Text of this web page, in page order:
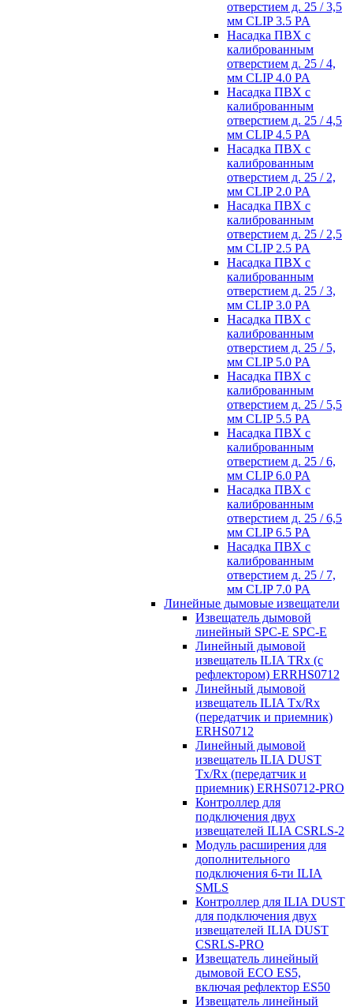
отверстием д. 25 / 3,5
мм CLIP 3.5 PA
Насадка ПВХ с
калиброванным
отверстием д. 25 / 4,
мм CLIP 4.0 PA
Насадка ПВХ с
калиброванным
отверстием д. 25 / 4,5
мм CLIP 4.5 PA
Насадка ПВХ с
калиброванным
отверстием д. 25 / 2,
мм CLIP 2.0 PA
Насадка ПВХ с
калиброванным
отверстием д. 25 / 2,5
мм CLIP 2.5 PA
Насадка ПВХ с
калиброванным
отверстием д. 25 / 3,
мм CLIP 3.0 PA
Насадка ПВХ с
калиброванным
отверстием д. 25 / 5,
мм CLIP 5.0 PA
Насадка ПВХ с
калиброванным
отверстием д. 25 / 5,5
мм CLIP 5.5 PA
Насадка ПВХ с
калиброванным
отверстием д. 25 / 6,
мм CLIP 6.0 PA
Насадка ПВХ с
калиброванным
отверстием д. 25 / 6,5
мм CLIP 6.5 PA
Насадка ПВХ с
калиброванным
отверстием д. 25 / 7,
мм CLIP 7.0 PA
Линейные дымовые извещатели
Извещатель дымовой
линейный SPC-E SPC-E
Линейный дымовой
извещатель ILIA TRx (с
рефлектором) ERRHS0712
Линейный дымовой
извещатель ILIA Tx/Rx
(передатчик и приемник)
ERHS0712
Линейный дымовой
извещатель ILIA DUST
Tx/Rx (передатчик и
приемник) ERHS0712-PRO
Контроллер для
подключения двух
извещателей ILIA CSRLS-2
Модуль расширения для
дополнительного
подключения 6-ти ILIA
SMLS
Контроллер для ILIA DUST
для подключения двух
извещателей ILIA DUST
CSRLS-PRO
Извещатель линейный
дымовой ECO ES5,
включая рефлектор ES50
Извещатель линейный